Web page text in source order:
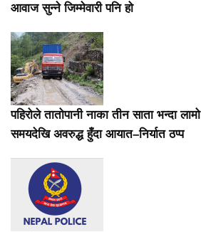
आवाज सुन्ने जिम्मेवारी पनि हो
पहिरोले तातोपानी नाका तीन साता भन्दा लामो
समयदेखि अवरुद्ध हुँदा आयात–निर्यात ठप्प